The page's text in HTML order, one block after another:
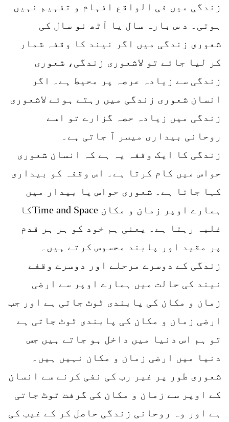
زندگی میں فی الواقع افہام و تفہیم نہیں
ہوتی۔ د س بارہ سال یا آٹھ نو سال کی
شعوری زندگی میں اگر نیند کا وقفہ شمار
کر لیا جائے تو لاشعوری زندگی، شعوری
زندگی سے زیادہ عرصہ پر محیط ہے۔ اگر
انسان شعوری زندگی میں رہتے ہوئے لاشعوری
زندگی میں زیادہ حصہ گزارے تو اسے
روحانی بیداری میسر آ جاتی ہے۔
زندگی کا ایک وقفہ یہ ہے کہ انسان شعوری
حواس میں کام کرتا ہے۔ اس وقفہ کو بیداری
کہا جاتا ہے۔ شعوری حواس یا بیدار میں
ہمارے اوپر زمان و مکان Time and Spaceکا
غلبہ رہتا ہے۔ یعنی ہم خود کو ہر ہر قدم
پر مقید اور پابند محسوس کرتے ہیں۔
زندگی کے دوسرے مرحلے اور دوسرے وقفے
نیند کی حالت میں ہمارے اوپر سے ارضی
زمان و مکان کی پابندی ٹوٹ جاتی ہے اور جب
ارضی زمان و مکان کی پابندی ٹوٹ جاتی ہے
تو ہم اس دنیا میں داخل ہو جاتے ہیں جس
دنیا میں ارضی زمان و مکان نہیں ہیں۔
شعوری طور پر غیر رب کی نفی کرنے سے انسان
کے اوپر سے زمان و مکان کی گرفت ٹوٹ جاتی
ہے اور وہ روحانی زندگی حاصل کر کے غیب کی